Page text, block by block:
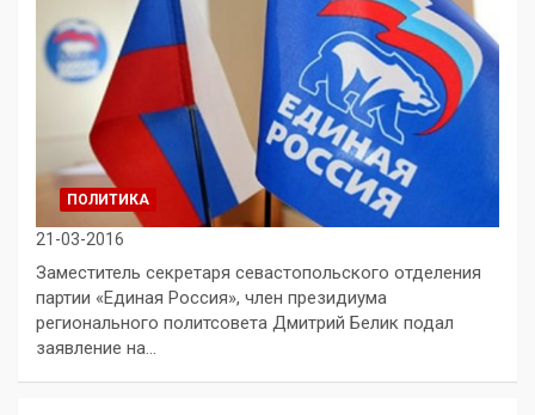
ПОЛИТИКА
21-03-2016
Заместитель секретаря севастопольского отделения
партии «Единая Россия», член президиума
регионального политсовета Дмитрий Белик подал
заявление на…